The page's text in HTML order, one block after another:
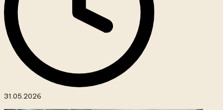
31.05.2026